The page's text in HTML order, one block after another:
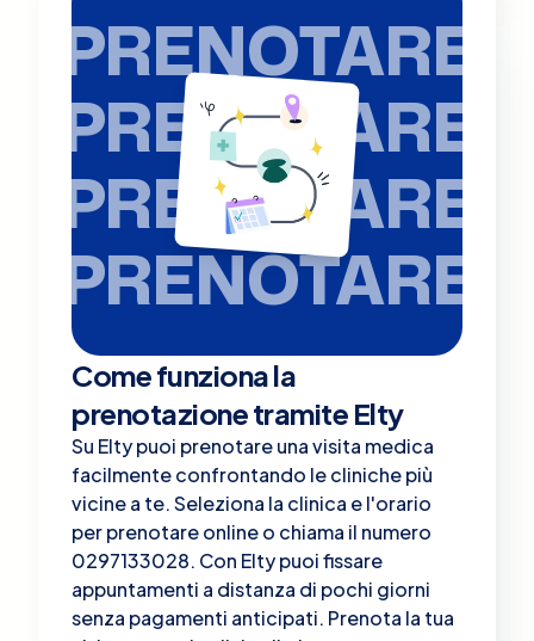
PRENOTARE
PRENOTARE
PRENOTARE
PRENOTARE
Come funziona la
prenotazione tramite Elty
Su Elty puoi prenotare una visita medica
facilmente confrontando le cliniche più
vicine a te. Seleziona la clinica e l'orario
per prenotare online o chiama il numero
0297133028. Con Elty puoi fissare
appuntamenti a distanza di pochi giorni
senza pagamenti anticipati. Prenota la tua